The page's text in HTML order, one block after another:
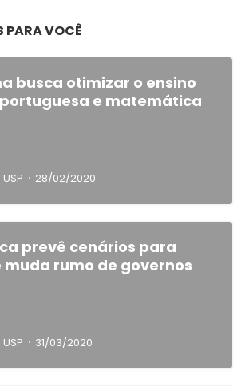
PARA VOCÊ
busca otimizar o ensino
e matemática
· 28/02/2020
prevê cenários para
muda rumo de governos
· 31/03/2020